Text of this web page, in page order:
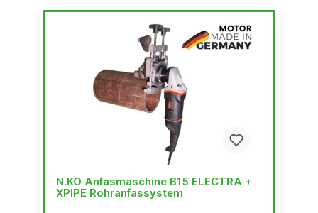
N.KO Anfasmaschine B15 ELECTRA +
XPIPE Rohranfassystem